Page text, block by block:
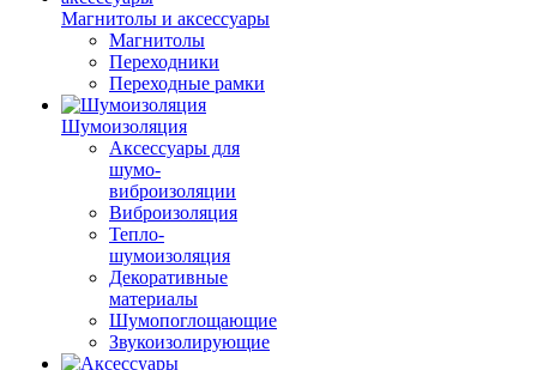
Магнитолы и аксессуары
Магнитолы
Переходники
Переходные рамки
Шумоизоляция
Аксессуары для
шумо-
виброизоляции
Виброизоляция
Тепло-
шумоизоляция
Декоративные
материалы
Шумопоглощающие
Звукоизолирующие